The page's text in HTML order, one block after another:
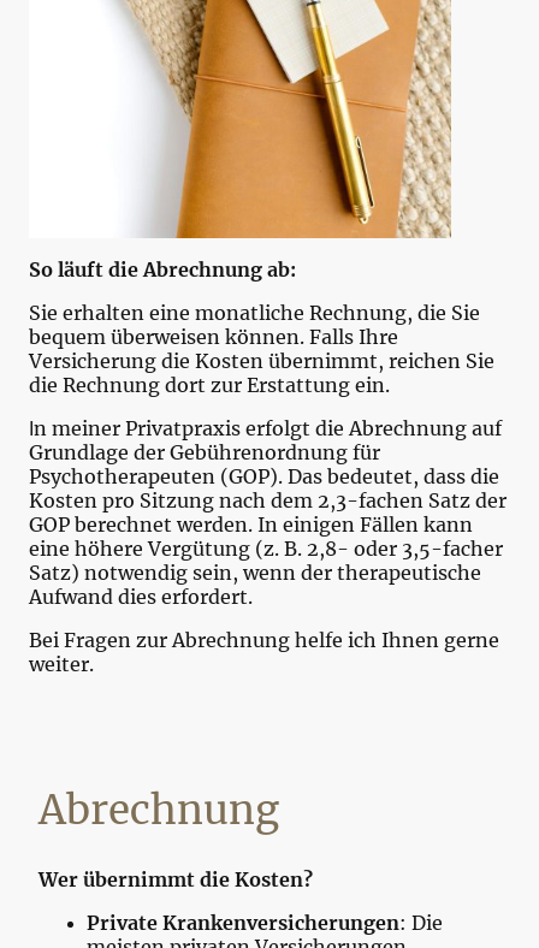
So läuft die Abrechnung ab:
Sie erhalten eine monatliche Rechnung, die Sie
bequem überweisen können. Falls Ihre
Versicherung die Kosten übernimmt, reichen Sie
die Rechnung dort zur Erstattung ein.
n meiner Privatpraxis erfolgt die Abrechnung auf
Grundlage der Gebührenordnung für
Psychotherapeuten (GOP). Das bedeutet, dass die
Kosten pro Sitzung nach dem 2,3-fachen Satz der
GOP berechnet werden. In einigen Fällen kann
eine höhere Vergütung (z. B. 2,8- oder 3,5-facher
Satz) notwendig sein, wenn der therapeutische
Aufwand dies erfordert.
Bei Fragen zur Abrechnung helfe ich Ihnen gerne
weiter.
Abrechnung
Wer übernimmt die Kosten?
Private Krankenversicherungen: Die